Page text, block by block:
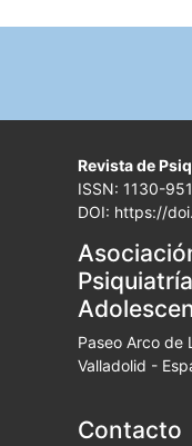
Revista de
ISSN: 1130-
DOI: https://
Paseo Arco de
Valladolid -
Contacto